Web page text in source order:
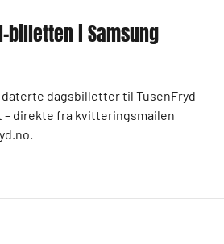
billetten i Samsung
daterte dagsbilletter til TusenFryd
– direkte fra kvitteringsmailen